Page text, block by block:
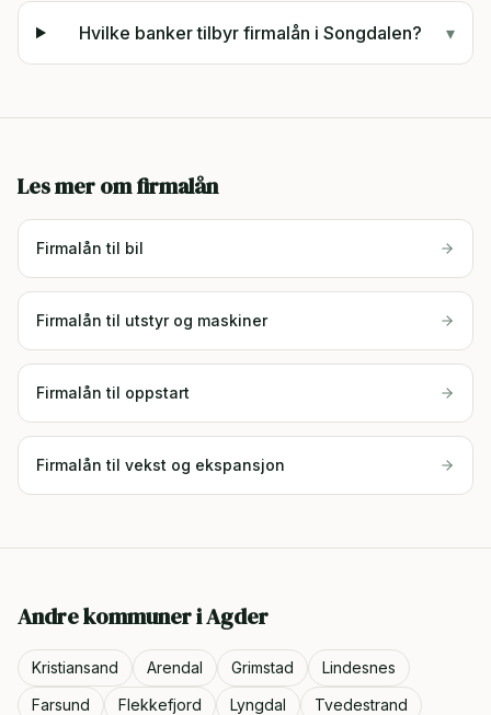
Hvilke banker tilbyr firmalån i Songdalen? ▾
Les mer om firmalån
Firmalån til bil
Firmalån til utstyr og maskiner
Firmalån til oppstart
Firmalån til vekst og ekspansjon
Andre kommuner iAgder
Kristiansand Arendal Grimstad
Lindesnes
Farsund
Flekkefjord Lyngdal
Tvedestrand